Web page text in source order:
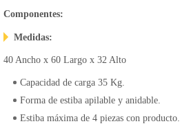
Componentes:
Medidas:
40 Ancho x 60 Largo x 32 Alto
Capacidad de carga 35 Kg.
Forma de estiba apilable y anidable.
Estiba máxima de 4 piezas con producto.